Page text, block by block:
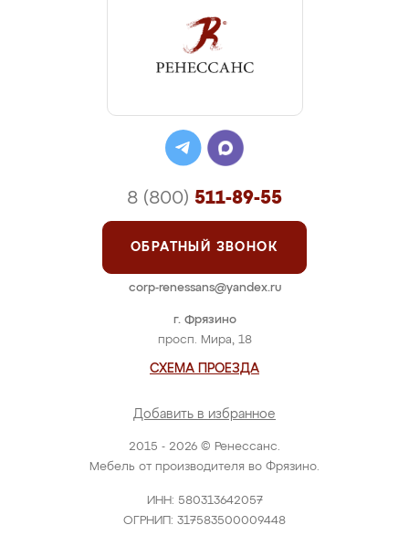
2015 - 2026 © Ренессанс.
Мебель от производителя во Фрязино.
ИНН: 580313642057
ОГРНИП: 317583500009448
г. Фрязино
просп. Мира, 18
СХЕМА ПРОЕЗДА
Добавить в избранное
8 (800) 511-89-55
ОБРАТНЫЙ ЗВОНОК
corp-renessans@yandex.ru